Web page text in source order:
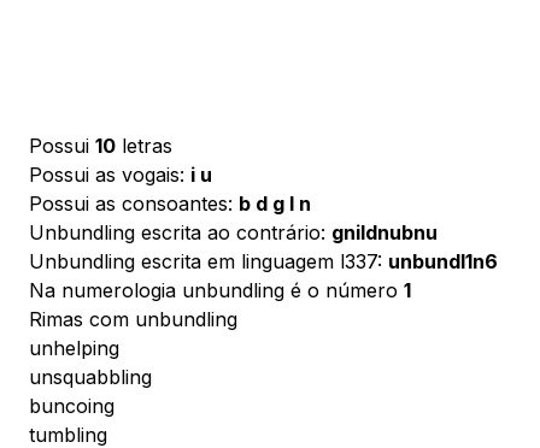
Possui 10 letras
Possui as vogais: i u
Possui as consoantes: b d g l n
Unbundling escrita ao contrário: gnildnubnu
Unbundling escrita em linguagem l337: unbundl1n6
Na numerologia unbundling é o número 1
Rimas com unbundling
unhelping
unsquabbling
buncoing
tumbling